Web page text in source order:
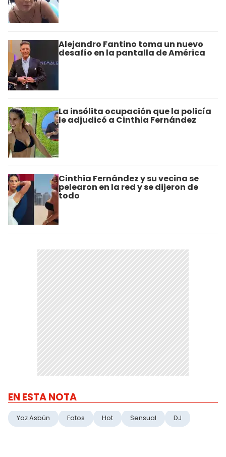
Alejandro Fantino toma un nuevo
desafío en la pantalla de América
La insólita ocupación que la policía
le adjudicó a Cinthia Fernández
Cinthia Fernández y su vecina se
pelearon en la red y se dijeron de
todo
EN ESTA NOTA
Yaz Asbún Fotos Hot Sensual DJ